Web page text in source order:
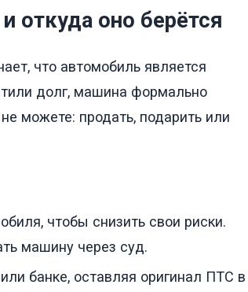
откуда оно берётся
что автомобиль является
долг, машина формально
можете: продать, подарить или
чтобы снизить свои риски.
машину через суд.
банке, оставляя оригинал ПТС в